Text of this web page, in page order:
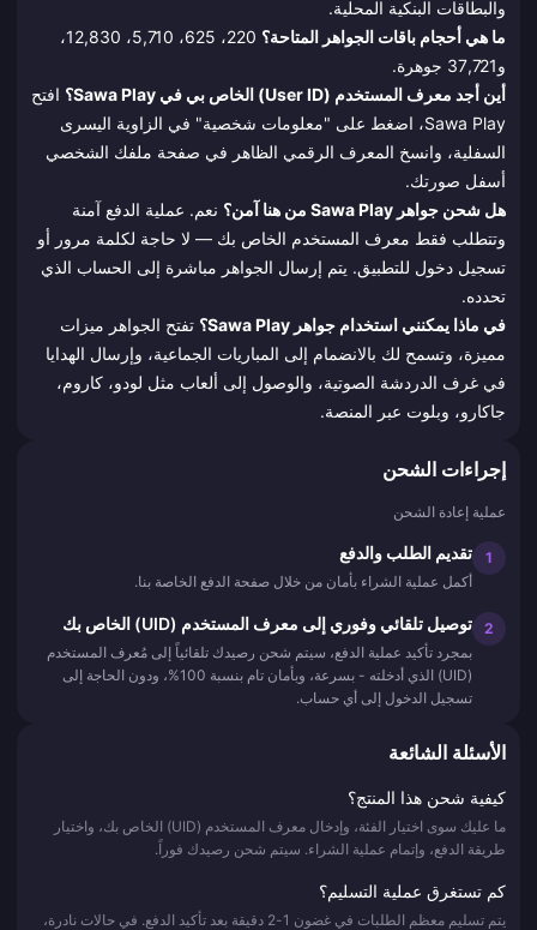
والبطاقات البنكية المحلية.
ما هي أحجام باقات الجواهر المتاحة؟
220، 625، 5,710، 12,830،
و37,721 جوهرة.
أين أجد معرف المستخدم (User ID) الخاص بي في Sawa Play؟
افتح
Sawa Play، اضغط على "معلومات شخصية" في الزاوية اليسرى
السفلية، وانسخ المعرف الرقمي الظاهر في صفحة ملفك الشخصي
أسفل صورتك.
هل شحن جواهر Sawa Play من هنا آمن؟
نعم. عملية الدفع آمنة
وتتطلب فقط معرف المستخدم الخاص بك — لا حاجة لكلمة مرور أو
تسجيل دخول للتطبيق. يتم إرسال الجواهر مباشرة إلى الحساب الذي
تحدده.
في ماذا يمكنني استخدام جواهر Sawa Play؟
تفتح الجواهر ميزات
مميزة، وتسمح لك بالانضمام إلى المباريات الجماعية، وإرسال الهدايا
في غرف الدردشة الصوتية، والوصول إلى ألعاب مثل لودو، كاروم،
جاكارو، وبلوت عبر المنصة.
إجراءات الشحن
عملية إعادة الشحن
1 تقديم الطلب والدفع
أكمل عملية الشراء بأمان من خلال صفحة الدفع الخاصة بنا.
2 توصيل تلقائي وفوري إلى معرف المستخدم (UID) الخاص بك
بمجرد تأكيد عملية الدفع، سيتم شحن رصيدك تلقائياً إلى مُعرف المستخدم
(UID) الذي أدخلته - بسرعة، وبأمان تام بنسبة 100%، ودون الحاجة إلى
تسجيل الدخول إلى أي حساب.
الأسئلة الشائعة
كيفية شحن هذا المنتج؟
ما عليك سوى اختيار الفئة، وإدخال معرف المستخدم (UID) الخاص بك، واختيار
طريقة الدفع، وإتمام عملية الشراء. سيتم شحن رصيدك فوراً.
كم تستغرق عملية التسليم؟
يتم تسليم معظم الطلبات في غضون 1-2 دقيقة بعد تأكيد الدفع. في حالات نادرة،